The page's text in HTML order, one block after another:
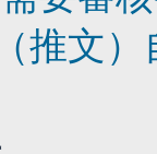
推文